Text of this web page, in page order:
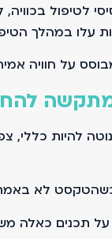
לטיפול
עלו במהלך
על חוויה
להיות
לא באמת
תכנים כאלה